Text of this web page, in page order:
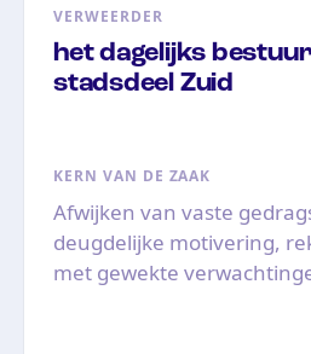
VERWEERDER
het dagelijks
stadsdeel Zuid
KERN VAN DE ZAAK
Afwijken van vaste
deugdelijke motivering,
met gewekte